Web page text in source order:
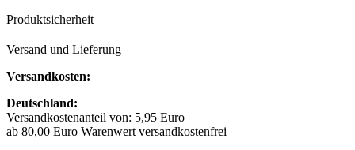
Produktsicherheit
Versand und Lieferung
Versandkosten:
Deutschland:
Versandkostenanteil von: 5,95 Euro
ab 80,00 Euro Warenwert versandkostenfrei